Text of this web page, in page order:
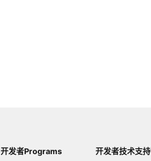
开发者Programs 开发者技术支持